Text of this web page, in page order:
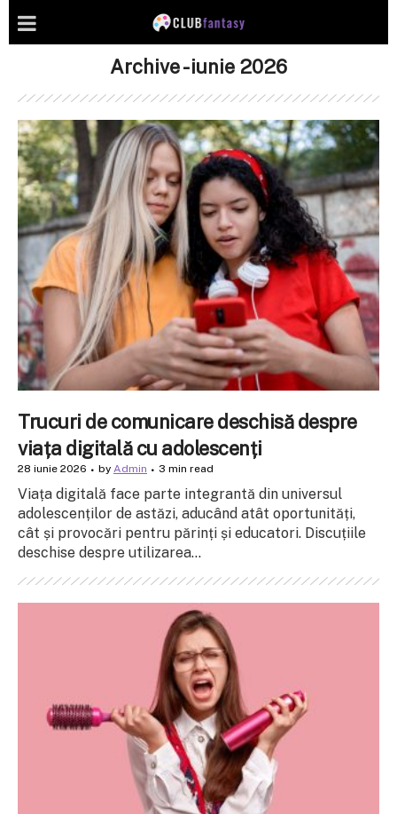
Archive - iunie 2026
Trucuri de comunicare deschisă despre
viața digitală cu adolescenți
28 iunie 2026 by Admin 3 min read
Viața digitală face parte integrantă din universul
adolescenților de astăzi, aducând atât oportunități,
cât și provocări pentru părinți și educatori. Discuțiile
deschise despre utilizarea...